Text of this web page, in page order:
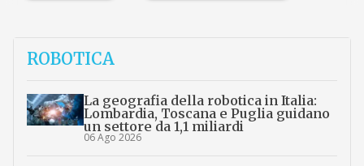
ROBOTICA
La geografia della robotica in Italia:
Lombardia, Toscana e Puglia guidano
un settore da 1,1 miliardi
06 Ago 2026